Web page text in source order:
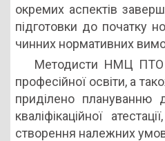
окремих аспектів
підготовки до початку
чинних нормативних
Методисти НМЦ ПТО
професійної освіти, а
приділено плануванню
кваліфікаційної
створення належних умов